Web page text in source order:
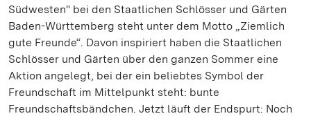
Südwesten" bei den Staatlichen Schlösser und Gärten
Baden-Württemberg steht unter dem Motto „Ziemlich
gute Freunde“. Davon inspiriert haben die Staatlichen
Schlösser und Gärten über den ganzen Sommer eine
Aktion angelegt, bei der ein beliebtes Symbol der
Freundschaft im Mittelpunkt steht: bunte
Freundschaftsbändchen. Jetzt läuft der Endspurt: Noch